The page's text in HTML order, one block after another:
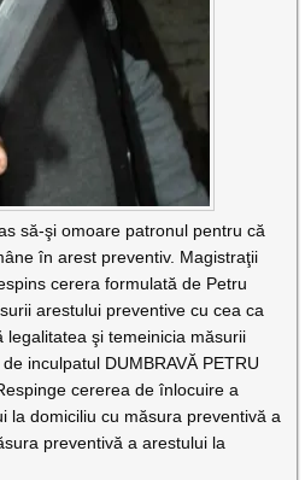
să-şi omoare patronul pentru că
în arest preventiv. Magistraţii
cerera formulată de Petru
arestului preventive cu cea ca
legalitatea şi temeinicia măsurii
inculpatul DUMBRAVĂ PETRU
cererea de înlocuire a
la domiciliu cu măsura preventivă a
preventivă a arestului la